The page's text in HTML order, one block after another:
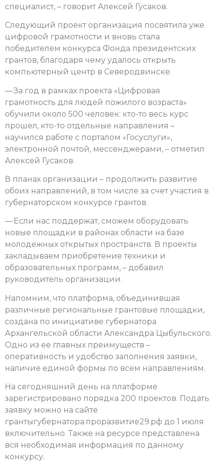
специалист, – говорит Алексей Гусаков.
Следующий проект организация посвятила уже
цифровой грамотности и вновь стала
победителем конкурса Фонда президентских
грантов, благодаря чему удалось открыть
компьютерный центр в Северодвинске.
— За год в рамках проекта «Цифровая
грамотность для людей пожилого возраста»
обучили около 500 человек: кто-то весь курс
прошел, кто-то отдельные направления –
научился работе с порталом «Госуслуги»,
электронной почтой, мессенджерами, – отметил
Алексей Гусаков.
В планах организации – продолжить развитие
обоих направлений, в том числе за счет участия в
губернаторском конкурсе грантов.
— Если нас поддержат, сможем оборудовать
новые площадки в районах области на базе
молодежных открытых пространств. В проекты
закладываем приобретение техники и
образовательных программ, – добавил
руководитель организации.
Напомним, что платформа, объединившая
различные региональные грантовые площадки,
создана по инициативе губернатора
Архангельской области Александра Цыбульского.
Одно из ее главных преимуществ –
оперативность и удобство заполнения заявки,
наличие единой формы по всем направлениям.
На сегодняшний день на платформе
зарегистрировано порядка 200 проектов. Подать
заявку можно на сайте
грантыгубернатора.проразвитие29.рф до 1 июля
включительно. Также на ресурсе представлена
вся необходимая информация по данному
конкурсу.